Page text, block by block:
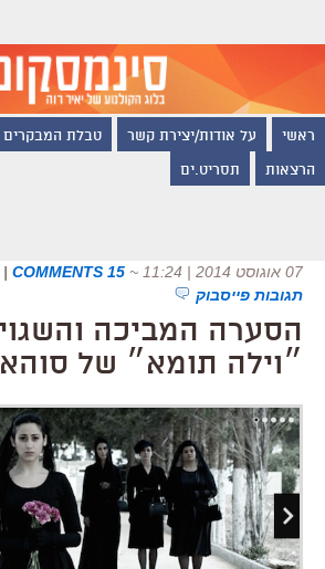
ראשי על אודות/יצירת קשר טבלת המבקרים
הרצאות תסריט.ים
07 אוגוסט 2014 | 11:24 ~
15 COMMENTS
|
תגובות פייסבוק
הסערה המביכה
״וילה תומא״ של